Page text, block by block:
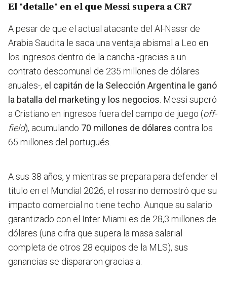
El "detalle" en el que Messi supera a CR7
A pesar de que el actual atacante del Al-Nassr de
Arabia Saudita le saca una ventaja abismal a Leo en
los ingresos dentro de la cancha -gracias a un
contrato descomunal de 235 millones de dólares
anuales-, el capitán de la Selección Argentina le ganó
la batalla del marketing y los negocios . Messi superó
a Cristiano en ingresos fuera del campo de juego (off-
field), acumulando 70 millones de dólares contra los
65 millones del portugués.
A sus 38 años, y mientras se prepara para defender el
título en el Mundial 2026, el rosarino demostró que su
impacto comercial no tiene techo. Aunque su salario
garantizado con el Inter Miami es de 28,3 millones de
dólares (una cifra que supera la masa salarial
completa de otros 28 equipos de la MLS), sus
ganancias se dispararon gracias a: